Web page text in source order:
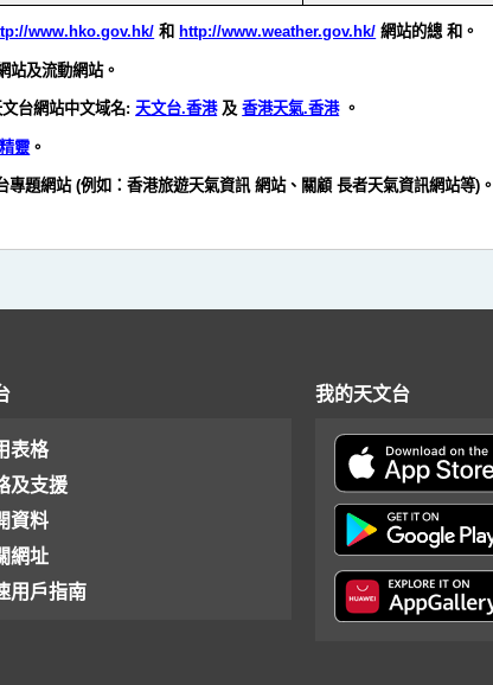
www.hko.gov.hk/ 和 http://www.weather.gov.hk/ 網站的總 和。
站及流動網站。
文台網站中文域名:天文台.香港及香港天氣.香港。
靈 。
專題網站 (例如：香港旅遊天氣資訊 網站、關顧 長者天氣資訊網站等)。
表格
及支援
資料
網址
用戶指南
我的天文台